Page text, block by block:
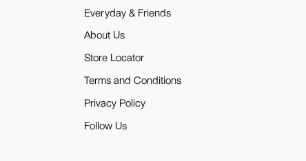
Everyday & Friends
About Us
Store Locator
Terms and Conditions
Privacy Policy
Follow Us